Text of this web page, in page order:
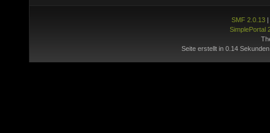
SMF 2.0.13|
SimplePortal
Seite erstellt in 0.14